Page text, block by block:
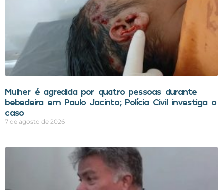
Mulher é agredida por quatro pessoas durante
bebedeira em Paulo Jacinto; Polícia Civil investiga o
caso
7 de agosto de 2026